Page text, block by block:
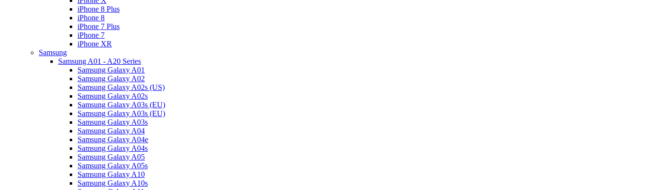
iPhone 8 Plus
iPhone 8
iPhone 7 Plus
iPhone 7
iPhone XR
Samsung
Samsung A01 - A20 Series
Samsung Galaxy A01
Samsung Galaxy A02
Samsung Galaxy A02s (US)
Samsung Galaxy A02s
Samsung Galaxy A03s (EU)
Samsung Galaxy A03s (EU)
Samsung Galaxy A03s
Samsung Galaxy A04
Samsung Galaxy A04e
Samsung Galaxy A04s
Samsung Galaxy A05
Samsung Galaxy A05s
Samsung Galaxy A10
Samsung Galaxy A10s